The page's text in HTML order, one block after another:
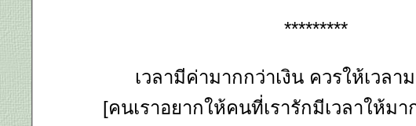
*********
เวลามีค่ามากกว่าเงิน ควรให้เวลา
[คนเราอยากให้คนที่เรารักมีเวลาให้มา